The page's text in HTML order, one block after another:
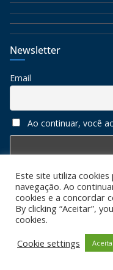
Newsletter
Email
Ao continuar, você
Copyright © 2026
Este site utiliza
navegação. Ao
cookies e a concordar
By clicking “Aceitar”,
cookies.
Cookie settings